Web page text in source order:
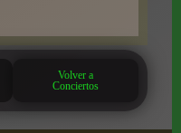
Volver a
Conciertos